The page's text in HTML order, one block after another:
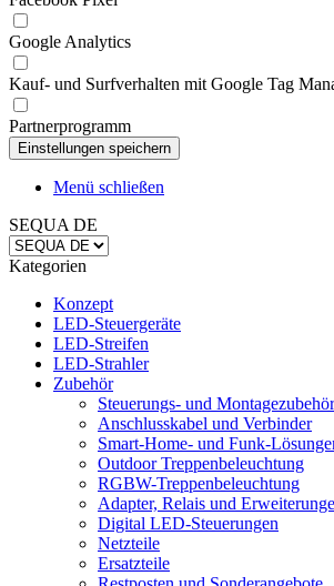
Google Analytics
Kauf- und Surfverhalten mit Google Tag
Partnerprogramm
Menü schließen
SEQUA DE
Kategorien
Konzept
LED-Steuergeräte
LED-Streifen
LED-Strahler
Zubehör
Steuerungs- und Montagezubehör
Anschlusskabel und Verbinder
Smart-Home- und Funk-
Outdoor Treppenbeleuchtung
RGBW-Treppenbeleuchtung
Adapter, Relais und
Digital LED-Steuerungen
Netzteile
Ersatzteile